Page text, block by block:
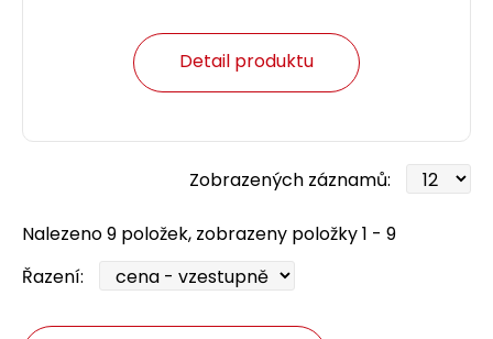
Detail produktu
Zobrazených záznamů:
Nalezeno 9 položek, zobrazeny položky 1 - 9
Řazení: